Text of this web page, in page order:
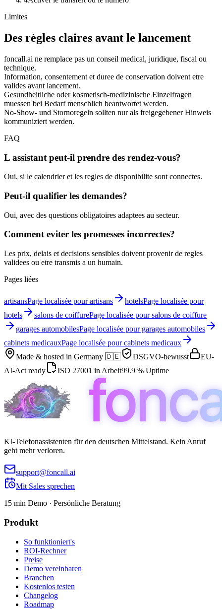
Limites
Des règles claires avant le lancement
foncall.ai ne remplace pas un conseil medical, juridique, fiscal ou
technique.
Information, consentement et duree de conservation doivent etre
valides avant lancement.
Gesundheitliche oder kosmetisch-medizinische Einzelfragen
muessen bei Bedarf menschlich beantwortet werden.
No-Show- und Stornoregeln sollten nur als freigegebener Hinweis
kommuniziert werden.
FAQ
L assistant peut-il prendre des rendez-vous?
Oui, si le calendrier et les regles de disponibilite sont connectes.
Peut-il qualifier les demandes?
Oui, avec des questions obligatoires adaptees au secteur.
Comment eviter les promesses incorrectes?
Les prix, delais et decisions sensibles doivent provenir de regles
validees ou etre transmis a un humain.
Pages liées
artisansPage localisée pour artisans hotelsPage localisée pour
hotels
salons de coiffurePage localisée pour salons de coiffure
garages automobilesPage localisée pour garages automobiles
cabinets medicauxPage localisée pour cabinets medicaux
Made & hosted in Germany 🇩🇪 DSGVO-bewusst
EU-
AI-Act ready
ISO 27001 in Arbeit99.9 % Uptime
KI-Telefonassistenten für den deutschen Mittelstand. Kein Anruf
geht mehr verloren.
support@foncall.ai
Mit Sales sprechen
15 min Demo · Persönliche Beratung
Produkt
So funktioniert's
ROI-Rechner
Preise
Demo vereinbaren
Branchen
Kostenlos testen
Changelog
Roadmap